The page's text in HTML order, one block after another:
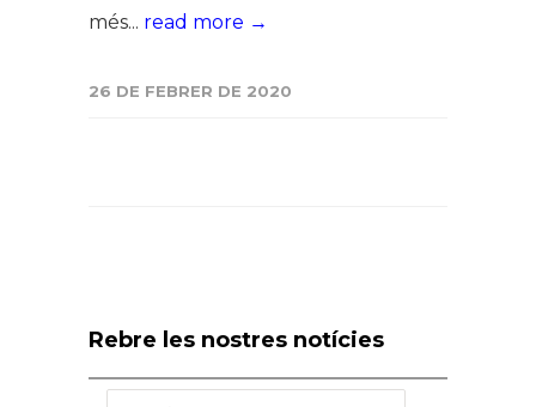
més... read more →
26 DE FEBRER DE 2020
Rebre les nostres notícies